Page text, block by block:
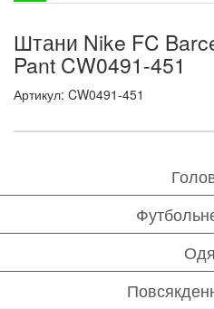
Штани Nike FC
Pant CW0491-451
Артикул: CW0491-451